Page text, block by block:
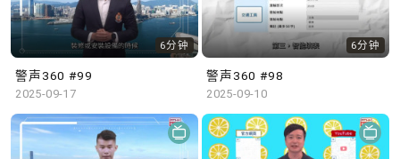
6分钟
警声360 #99
2025-09-17
6分钟
警声360 #98
2025-09-10